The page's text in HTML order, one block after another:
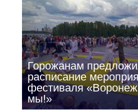
Горожанам
расписание
фестиваля
мы!»